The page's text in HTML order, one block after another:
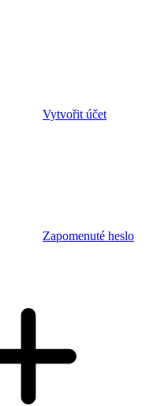
Vytvořit účet
Zapomenuté heslo